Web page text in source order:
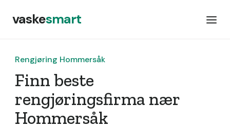
vaskesmart
Rengjøring Hommersåk
Finn beste
rengjøringsfirma nær
Hommersåk